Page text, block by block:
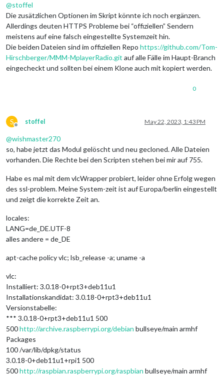
@stoffel
Die zusätzlichen Optionen im Skript könnte ich noch ergänzen.
Allerdings deuten HTTPS Probleme bei “offiziellen” Sendern
meistens auf eine falsch eingestellte Systemzeit hin.
Die beiden Dateien sind im offiziellen Repo https://github.com/Tom-
Hirschberger/MMM-MplayerRadio.git auf alle Fälle im Haupt-Branch
eingecheckt und sollten bei einem Klone auch mit kopiert werden.
0
S
Offline
stoffel May 22, 2023, 1:43 PM
@wishmaster270
so, habe jetzt das Modul gelöscht und neu gecloned. Alle Dateien
vorhanden. Die Rechte bei den Scripten stehen bei mir auf 755.
Habe es mal mit dem vlcWrapper probiert, leider ohne Erfolg wegen
des ssl-problem. Meine System-zeit ist auf Europa/berlin eingestellt
und zeigt die korrekte Zeit an.
locales:
LANG=de_DE.UTF-8
alles andere = de_DE
apt-cache policy vlc; lsb_release -a; uname -a
vlc:
Installiert: 3.0.18-0+rpt3+deb11u1
Installationskandidat: 3.0.18-0+rpt3+deb11u1
Versionstabelle:
*** 3.0.18-0+rpt3+deb11u1 500
500http://archive.raspberrypi.org/debian bullseye/main armhf
Packages
100 /var/lib/dpkg/status
3.0.18-0+deb11u1+rpi1 500
500http://raspbian.raspberrypi.org/raspbian bullseye/main armhf